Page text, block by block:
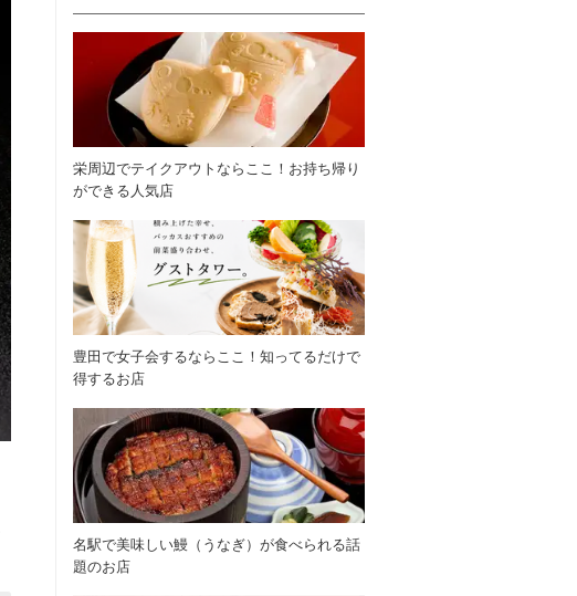
栄周辺でテイクアウトならここ！お持ち帰り
ができる人気店
豊田で女子会するならここ！知ってるだけで
得するお店
名駅で美味しい鰻（うなぎ）が食べられる話
題のお店